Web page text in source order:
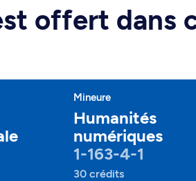
offert dans
Mineure
Humanités
numériques
1-163-4-1
30 crédits